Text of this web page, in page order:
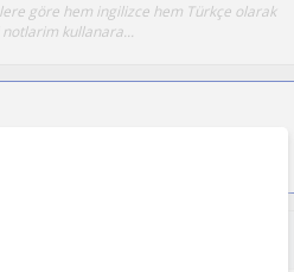
göre hem ingilizce hem Türkçe olarak
kullanara...